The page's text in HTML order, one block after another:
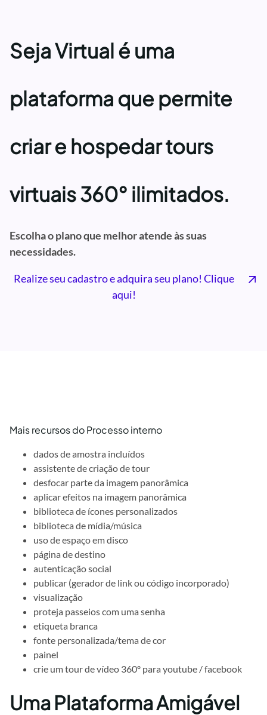
Seja Virtual é uma
plataforma que permite
criar e hospedar tours
virtuais 360° ilimitados.
Escolha o plano que melhor atende às suas
necessidades.
Realize seu cadastro e adquira seu plano! Clique
aqui!
Mais recursos do Processo interno
dados de amostra incluídos
assistente de criação de tour
desfocar parte da imagem panorâmica
aplicar efeitos na imagem panorâmica
biblioteca de ícones personalizados
biblioteca de mídia/música
uso de espaço em disco
página de destino
autenticação social
publicar (gerador de link ou código incorporado)
visualização
proteja passeios com uma senha
etiqueta branca
fonte personalizada/tema de cor
painel
crie um tour de vídeo 360º para youtube / facebook
Uma Plataforma Amigável